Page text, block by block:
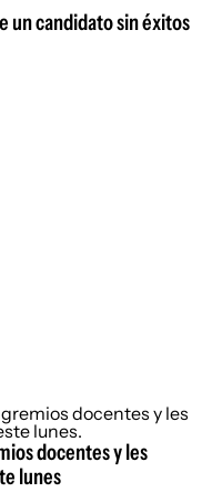
un candidato sin éxitos
docentes y les
lunes